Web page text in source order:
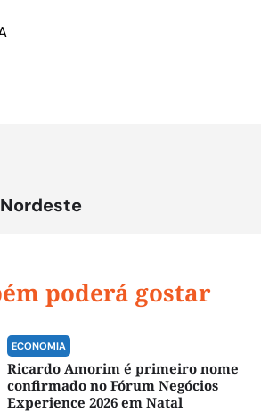
poderá gostar
ECONOMIA
Ricardo Amorim é primeiro nome
confirmado no Fórum Negócios
Experience 2026 em Natal